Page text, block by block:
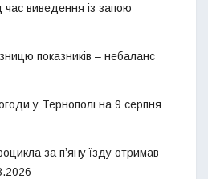
виведення із запою
показників – небаланс
у Тернополі на 9 серпня
за п’яну їзду отримав